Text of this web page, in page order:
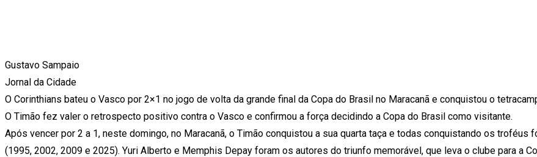
Gustavo Sampaio
Jornal da Cidade
O Corinthians bateu o Vasco por 2×1 no jogo de volta da grande final da Copa do Brasil no Maracanã e conquistou o
O Timão fez valer o retrospecto positivo contra o Vasco e confirmou a força decidindo a Copa do Brasil como visitante.
Após vencer por 2 a 1, neste domingo, no Maracanã, o Timão conquistou a sua quarta taça e todas conquistando os troféus
(1995, 2002, 2009 e 2025). Yuri Alberto e Memphis Depay foram os autores do triunfo memorável, que leva o clube para a